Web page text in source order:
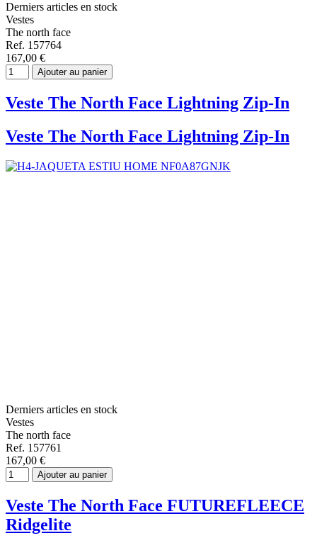
Derniers articles en stock
Vestes
The north face
Ref. 157764
167,00 €
Ajouter au panier
Veste The North Face Lightning Zip-In
Veste The North Face Lightning Zip-In
Derniers articles en stock
Vestes
The north face
Ref. 157761
167,00 €
Ajouter au panier
Veste The North Face FUTUREFLEECE
Ridgelite